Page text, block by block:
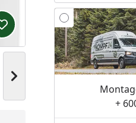
Nächstes Bild anzeigen
Produkt zur Wunschliste
+